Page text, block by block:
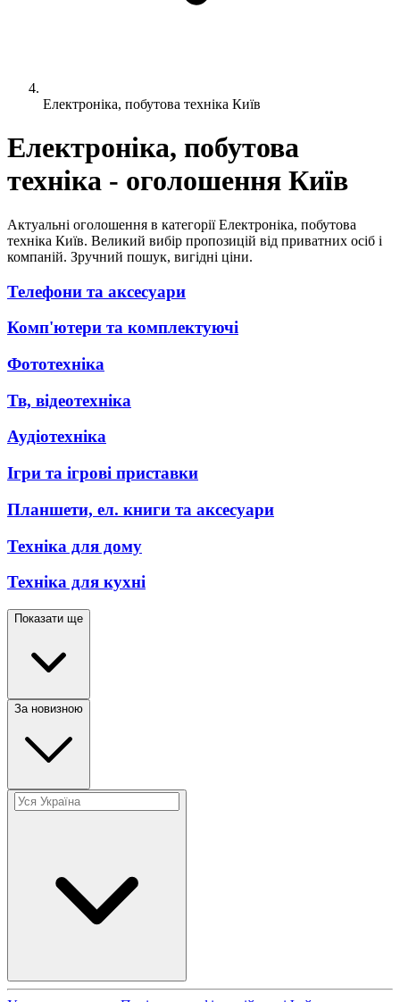
Електроніка, побутова техніка Київ
Електроніка, побутова
техніка - оголошення Київ
Актуальні оголошення в категорії Електроніка, побутова
техніка Київ. Великий вибір пропозицій від приватних осіб і
компаній. Зручний пошук, вигідні ціни.
Телефони та аксесуари
Комп'ютери та комплектуючі
Фототехніка
Тв, відеотехніка
Аудіотехніка
Ігри та ігрові приставки
Планшети, ел. книги та аксесуари
Техніка для дому
Техніка для кухні
Показати ще
За новизною